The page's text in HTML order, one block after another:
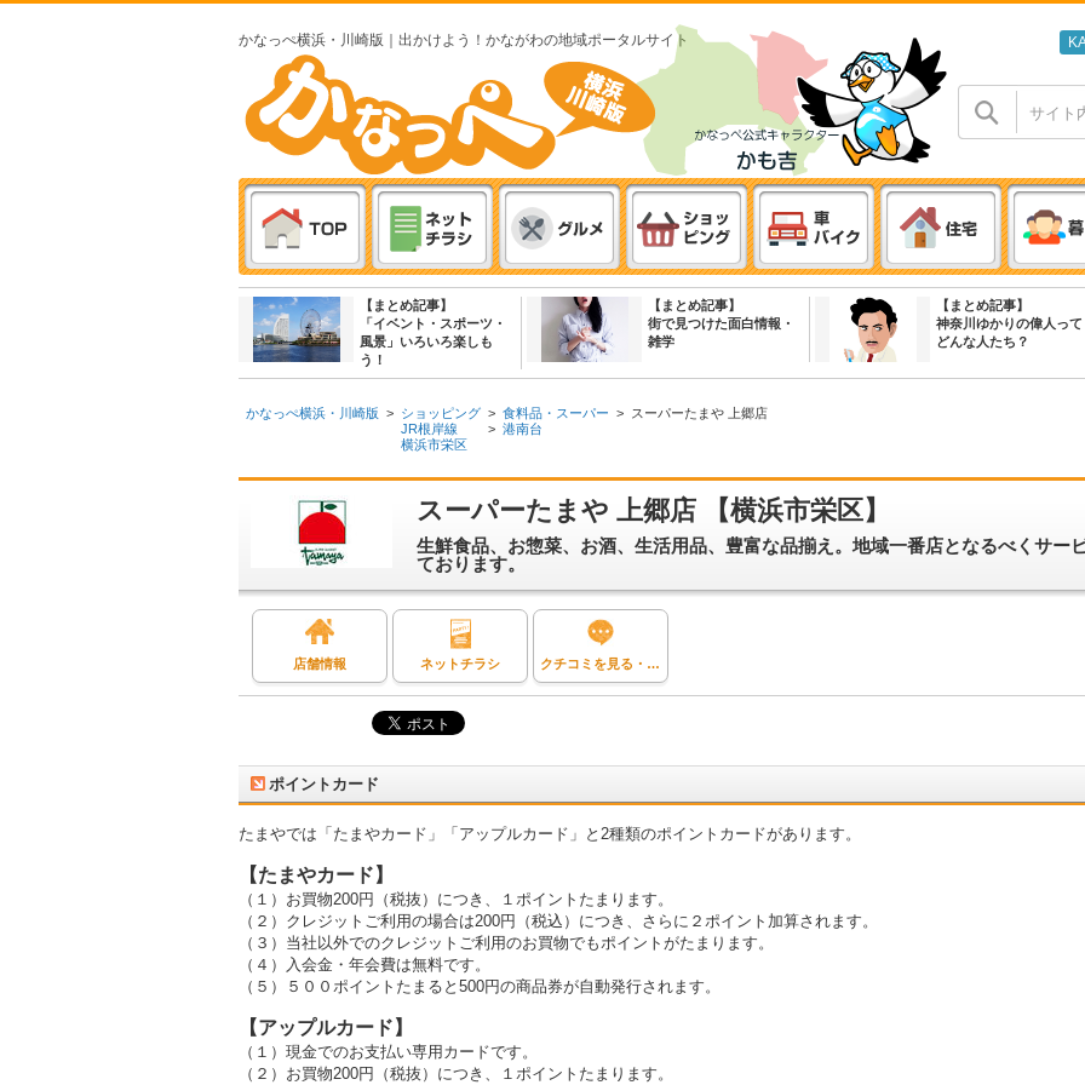
かなっぺ横浜・川崎版｜出かけよう！かながわの地域ポータルサイト
【まとめ記事】
「イベント・スポーツ・
風景」いろいろ楽しも
う！
【まとめ記事】
街で見つけた面白情報・
雑学
【まとめ記事】
神奈川ゆかりの偉人って
どんな人たち？
かなっぺ横浜・川崎版 > ショッピング
JR根岸線
横浜市栄区
> 食料品・スーパー
> 港南台
> スーパーたまや 上郷店
スーパーたまや 上郷店 【横浜市栄区】
生鮮食品、お惣菜、お酒、生活用品、豊富な品揃え。地域一番店となるべくサー
ております。
店舗情報 ネットチラシ クチコミを見る・投稿する
ポイントカード
たまやでは「たまやカード」「アップルカード」と2種類のポイントカードがあります。
【たまやカード】
（１）お買物200円（税抜）につき、１ポイントたまります。
（２）クレジットご利用の場合は200円（税込）につき、さらに２ポイント加算されます。
（３）当社以外でのクレジットご利用のお買物でもポイントがたまります。
（４）入会金・年会費は無料です。
（５）５００ポイントたまると500円の商品券が自動発行されます。
【アップルカード】
（１）現金でのお支払い専用カードです。
（２）お買物200円（税抜）につき、１ポイントたまります。